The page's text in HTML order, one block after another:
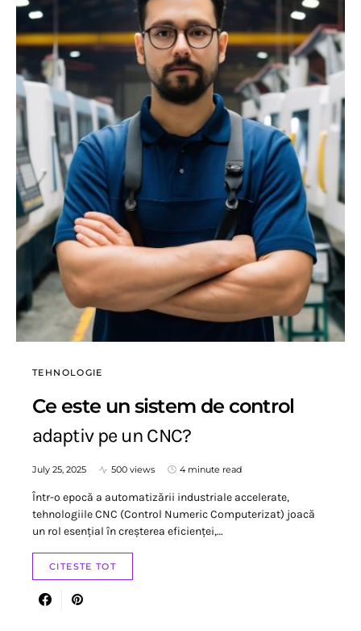
TEHNOLOGIE
Ce este un sistem de control
adaptiv pe un CNC?
July 25, 2025 500 views 4 minute read
Într-o epocă a automatizării industriale accelerate,
tehnologiile CNC (Control Numeric Computerizat) joacă
un rol esențial în creșterea eficienței,…
CITESTE TOT